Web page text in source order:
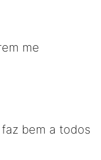
me
bem a todos